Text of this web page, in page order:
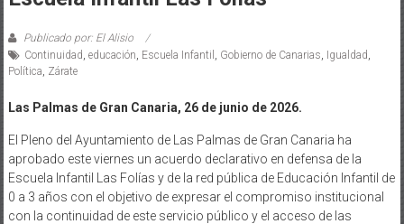
Publicado por: El Alisio
Continuidad educación Escuela Infantil Gobierno de Canarias Igualdad
Política Zárate
Las Palmas de Gran Canaria, 26 de junio de 2026.
El Pleno del Ayuntamiento de Las Palmas de Gran Canaria ha
aprobado este viernes un acuerdo declarativo en defensa de la
Escuela Infantil Las Folías y de la red pública de Educación Infantil de
0 a 3 años con el objetivo de expresar el compromiso institucional
con la continuidad de este servicio público y el acceso de las